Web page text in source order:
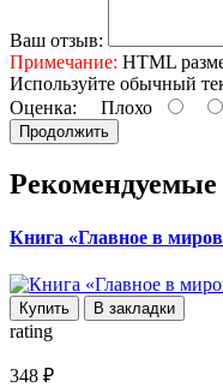
Ваш отзыв:
Примечание: HTML
Используйте обычный
Оценка: Плохо
Продолжить
Книга «Главное в
Купить В закладки
rating
348 ₽